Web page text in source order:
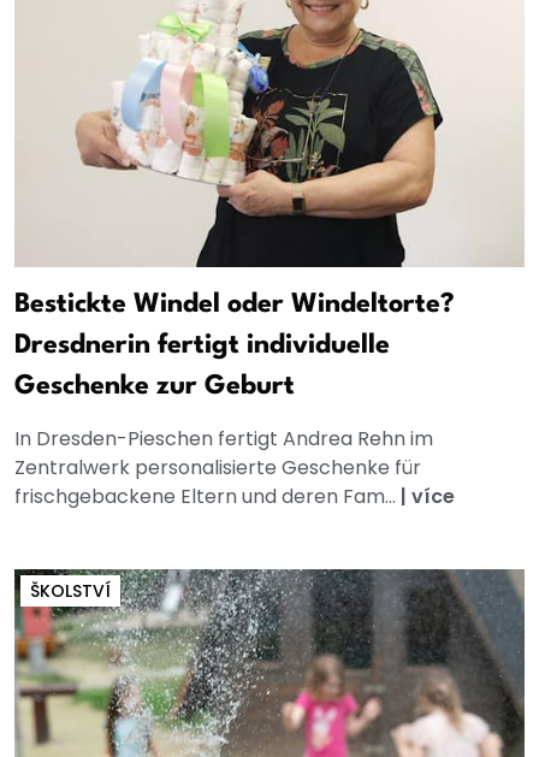
Bestickte Windel oder Windeltorte?
Dresdnerin fertigt individuelle
Geschenke zur Geburt
In Dresden-Pieschen fertigt Andrea Rehn im
Zentralwerk personalisierte Geschenke für
frischgebackene Eltern und deren Fam... | více
ŠKOLSTVÍ